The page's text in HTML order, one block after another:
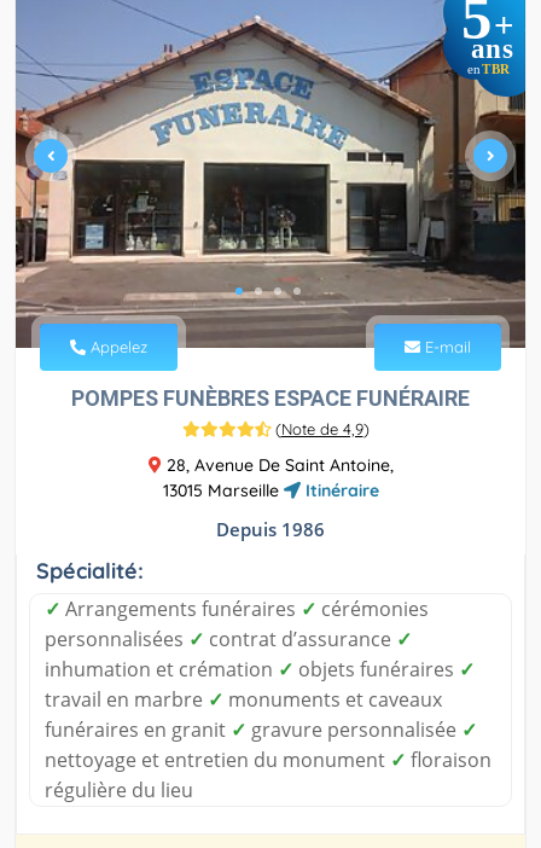
5+
ans
en TBR
Appelez E-mail
POMPES FUNÈBRES ESPACE FUNÉRAIRE
(Note de 4,9)
28, Avenue De Saint Antoine,
13015 Marseille
Itinéraire
Depuis 1986
Spécialité:
✓ Arrangements funéraires ✓ cérémonies
personnalisées ✓ contrat d’assurance ✓
inhumation et crémation ✓ objets funéraires ✓
travail en marbre ✓ monuments et caveaux
funéraires en granit ✓ gravure personnalisée ✓
nettoyage et entretien du monument ✓ floraison
régulière du lieu